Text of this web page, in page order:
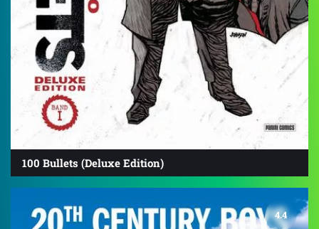
100 Bullets (Deluxe Edition)
4.4